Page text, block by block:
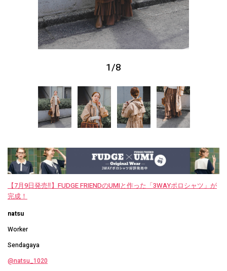
1/8
【7月9日発売‼︎】FUDGE FRIENDのUMIと作った「3WAYポロシャツ」が
完成！
natsu
Worker
Sendagaya
@natsu_1020